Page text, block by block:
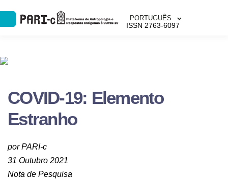
PORTUGUÊS
ISSN 2763-6097
COVID-19: Elemento
Estranho
por PARI-c
31 Outubro 2021
Nota de Pesquisa